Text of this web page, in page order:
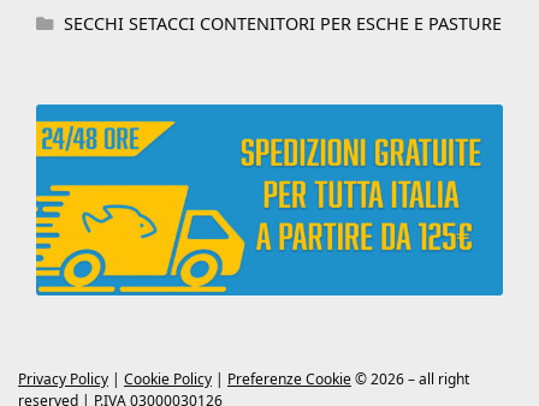
SECCHI SETACCI CONTENITORI PER ESCHE E PASTURE
Privacy Policy | Cookie Policy | Preferenze Cookie© 2026 – all right
reserved | P.IVA 03000030126